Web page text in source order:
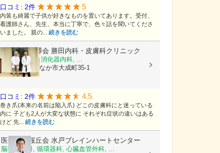
口コミ: 2件 5
内装も綺麗で子供が好きなものを置いてあります。受付、
看護師さん、先生、本当に丁寧で、色々話を聞いてくださ
いました。 親の... 続きを読む
医療法人柳澤会 勝田内科・皮膚科クリニック
内科, 皮膚科, 消化器内科, ...
茨城県ひたちなか市大成町35-1
口コミ: 2件 4.5
巻き爪(本来の名前は陥入爪) どこの皮膚科にと迷っている
内に 子ども2人が大変な状態に それぞれ症状の違いはある
けど 先... 続きを読む
医療法人桜丘会 水戸ブレインハートセンター
脳神経外科, 循環器科, 心臓血管外科, ...